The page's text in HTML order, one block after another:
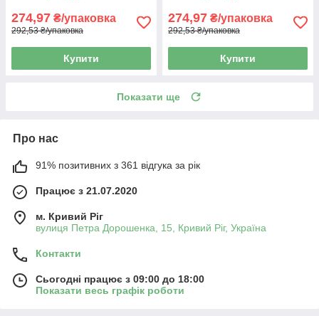
274,97 ₴/упаковка
292,53 ₴/упаковка
Купити
274,97 ₴/упаковка
292,53 ₴/упаковка
Купити
Показати ще
Про нас
91% позитивних з 361 відгука за рік
Працює з 21.07.2020
м. Кривий Ріг
вулиця Петра Дорошенка, 15, Кривий Ріг, Україна
Контакти
Сьогодні працює з 09:00 до 18:00
Показати весь графік роботи